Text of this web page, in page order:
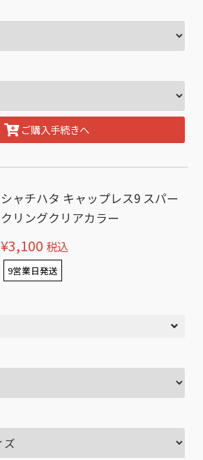
ご購入手続きへ
シャチハタ キャップレス9 スパー
クリングクリアカラー
¥3,100 税込
9営業日発送